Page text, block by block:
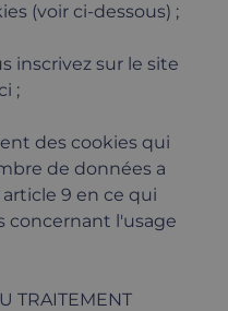
(voir ci-dessous) ;
inscrivez sur le site
;
des cookies qui
de données a
9 en ce qui
concernant l'usage
TRAITEMENT